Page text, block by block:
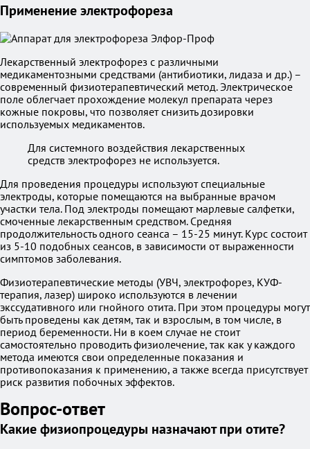
Применение электрофореза
Лекарственный электрофорез с различными
медикаментозными средствами (антибиотики, лидаза и др.) –
современный физиотерапевтический метод. Электрическое
поле облегчает прохождение молекул препарата через
кожные покровы, что позволяет снизить дозировки
используемых медикаментов.
Для системного воздействия лекарственных
средств электрофорез не используется.
Для проведения процедуры используют специальные
электроды, которые помещаются на выбранные врачом
участки тела. Под электроды помещают марлевые салфетки,
смоченные лекарственным средством. Средняя
продолжительность одного сеанса – 15-25 минут. Курс состоит
из 5-10 подобных сеансов, в зависимости от выраженности
симптомов заболевания.
Физиотерапевтические методы (УВЧ, электрофорез, КУФ-
терапия, лазер) широко используются в лечении
экссудативного или гнойного отита. При этом процедуры могут
быть проведены как детям, так и взрослым, в том числе, в
период беременности. Ни в коем случае не стоит
самостоятельно проводить физиолечение, так как у каждого
метода имеются свои определенные показания и
противопоказания к применению, а также всегда присутствует
риск развития побочных эффектов.
Вопрос-ответ
Какие физиопроцедуры назначают при отите?